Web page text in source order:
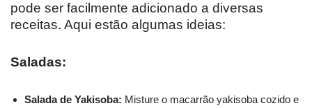
pode ser facilmente adicionado a diversas
receitas. Aqui estão algumas ideias:
Saladas:
Salada de Yakisoba: Misture o macarrão yakisoba cozido e